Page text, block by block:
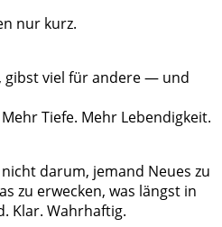
nur kurz.
gibst viel für andere — und
Tiefe. Mehr Lebendigkeit.
darum, jemand Neues zu
zu erwecken, was längst in
Klar. Wahrhaftig.